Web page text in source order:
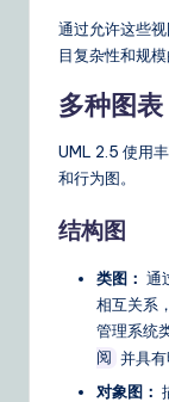
ly
G
ui
d
通过允许这些
目复杂性和规模
多种图表
UML 2.5 使用
和行为图。
结构图
类图： 通
相互关系
管理系统
阅 并具有
对象图：